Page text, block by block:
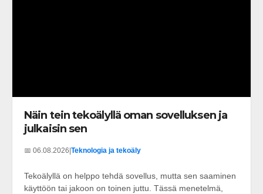
Näin tein tekoälyllä oman sovelluksen ja
julkaisin sen
📅 06.08.2026 Teknologia ja tekoäly
Tekoälyllä on helppo tehdä sovellus, mutta sen saaminen
käyttöön tai jakoon on toinen juttu. Tässä menetelmä,